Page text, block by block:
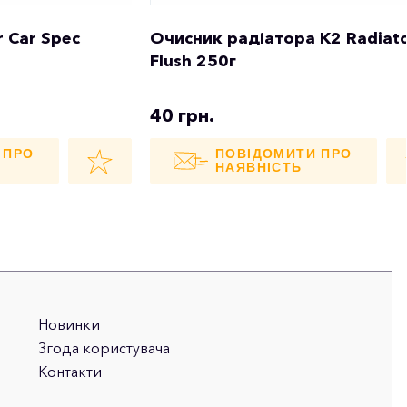
Spec
Очисник радіатора K2
Flush 250г
40 грн.
ПОВІДОМИТИ ПРО
НАЯВНІСТЬ
Новинки
Згода користувача
Контакти